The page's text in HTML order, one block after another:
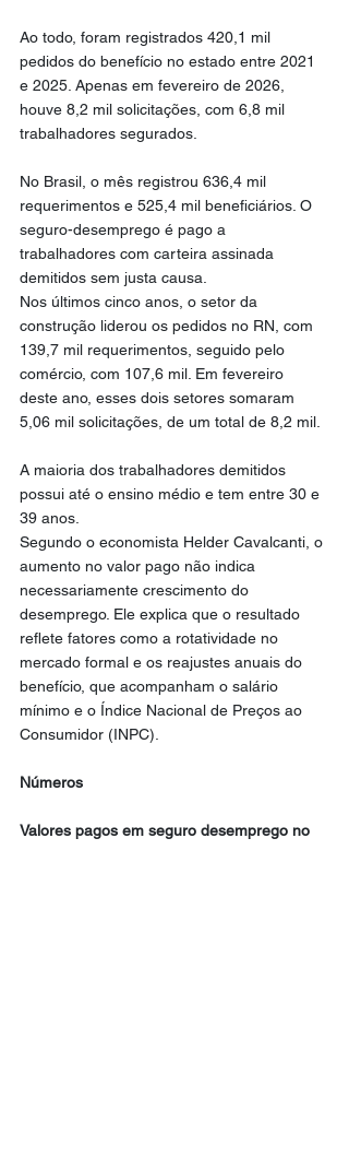
Ao todo, foram registrados 420,1 mil
pedidos do benefício no estado entre 2021
e 2025. Apenas em fevereiro de 2026,
houve 8,2 mil solicitações, com 6,8 mil
trabalhadores segurados.
No Brasil, o mês registrou 636,4 mil
requerimentos e 525,4 mil beneficiários. O
seguro-desemprego é pago a
trabalhadores com carteira assinada
demitidos sem justa causa.
Nos últimos cinco anos, o setor da
construção liderou os pedidos no RN, com
139,7 mil requerimentos, seguido pelo
comércio, com 107,6 mil. Em fevereiro
deste ano, esses dois setores somaram
5,06 mil solicitações, de um total de 8,2 mil.
A maioria dos trabalhadores demitidos
possui até o ensino médio e tem entre 30 e
39 anos.
Segundo o economista Helder Cavalcanti, o
aumento no valor pago não indica
necessariamente crescimento do
desemprego. Ele explica que o resultado
reflete fatores como a rotatividade no
mercado formal e os reajustes anuais do
benefício, que acompanham o salário
mínimo e o Índice Nacional de Preços ao
Consumidor (INPC).
Números
Valores pagos em seguro desemprego no